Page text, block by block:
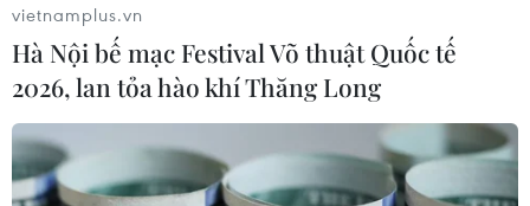
CƠ QUAN CHỦ QUẢN: THÔNG TẤN XÃ VIỆT NAM
Tổng Biên tập: TRẦN TIẾN DUẨN
vietnamplus.vn
Hà Nội bế mạc Festival Võ thuật Quốc tế
2026, lan tỏa hào khí Thăng Long